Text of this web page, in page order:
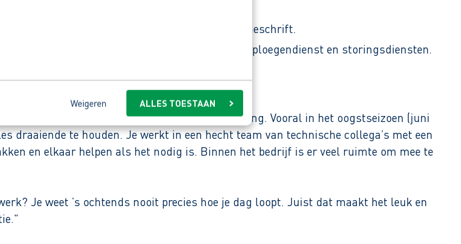
Weigeren ALLES TOESTAAN
sterk en communicatief vaardig in woord en geschrift.
storingen en optimalisaties en bent bereid tot ploegendienst en storingsdiensten.
waar alles draait om techniek en samenwerking. Vooral in het oogstseizoen (juni
draaiende te houden. Je werkt in een hecht team van technische collega’s met een
en elkaar helpen als het nodig is. Binnen het bedrijf is er veel ruimte om mee te
Je weet ’s ochtends nooit precies hoe je dag loopt. Juist dat maakt het leuk en